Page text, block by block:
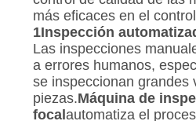
más eficaces en el
1Inspección
Las inspecciones
a errores humanos,
se inspeccionan grandes
piezas.Máquina de
focalautomatiza el